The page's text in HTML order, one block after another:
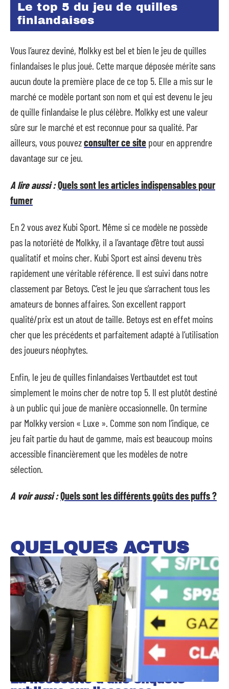
Le top 5 du jeu de quilles
finlandaises
Vous l’aurez deviné, Molkky est bel et bien le jeu de quilles
finlandaises le plus joué. Cette marque déposée mérite sans
aucun doute la première place de ce top 5. Elle a mis sur le
marché ce modèle portant son nom et qui est devenu le jeu
de quille finlandaise le plus célèbre. Molkky est une valeur
sûre sur le marché et est reconnue pour sa qualité. Par
ailleurs, vous pouvezconsulter ce site pour en apprendre
davantage sur ce jeu.
A lire aussi :Quels sont les articles indispensables pour
fumer
En 2 vous avez Kubi Sport. Même si ce modèle ne possède
pas la notoriété de Molkky, il a l’avantage d’être tout aussi
qualitatif et moins cher. Kubi Sport est ainsi devenu très
rapidement une véritable référence. Il est suivi dans notre
classement par Betoys. C’est le jeu que s’arrachent tous les
amateurs de bonnes affaires. Son excellent rapport
qualité/prix est un atout de taille. Betoys est en effet moins
cher que les précédents et parfaitement adapté à l’utilisation
des joueurs néophytes.
Enfin, le jeu de quilles finlandaises Vertbautdet est tout
simplement le moins cher de notre top 5. Il est plutôt destiné
à un public qui joue de manière occasionnelle. On termine
par Molkky version « Luxe ». Comme son nom l’indique, ce
jeu fait partie du haut de gamme, mais est beaucoup moins
accessible financièrement que les modèles de notre
sélection.
A voir aussi :Quels sont les différents goûts des puffs ?
QUELQUES ACTUS
La nécessité d’une enquête